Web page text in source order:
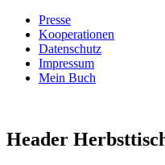
Presse
Kooperationen
Datenschutz
Impressum
Mein Buch
Villa König
Header